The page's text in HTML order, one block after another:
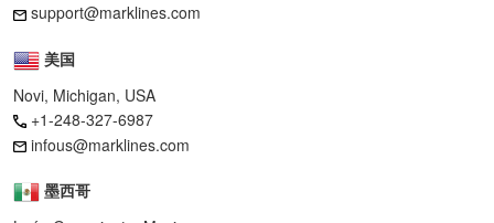
support@marklines.com
美国
Novi, Michigan, USA
+1-248-327-6987
infous@marklines.com
墨西哥